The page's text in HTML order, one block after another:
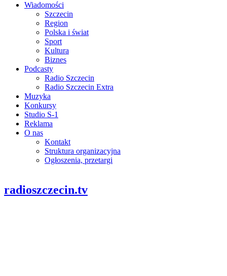
Wiadomości
Szczecin
Region
Polska i świat
Sport
Kultura
Biznes
Podcasty
Radio Szczecin
Radio Szczecin Extra
Muzyka
Konkursy
Studio S-1
Reklama
O nas
Kontakt
Struktura organizacyjna
Ogłoszenia, przetargi
radioszczecin.tv